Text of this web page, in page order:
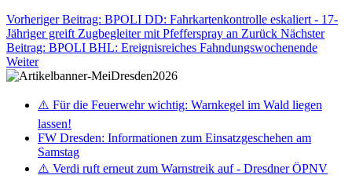
Vorheriger Beitrag: BPOLI DD: Fahrkartenkontrolle eskaliert - 17-
Jähriger greift Zugbegleiter mit Pfefferspray an Zurück Nächster
Beitrag: BPOLI BHL: Ereignisreiches Fahndungswochenende
Weiter
⚠️ Für die Feuerwehr wichtig: Warnkegel im Wald liegen
lassen!
FW Dresden: Informationen zum Einsatzgeschehen am
Samstag
⚠️ Verdi ruft erneut zum Warnstreik auf - Dresdner ÖPNV